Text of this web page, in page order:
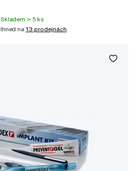
Skladem > 5 ks
Ihned na 13 prodejnách